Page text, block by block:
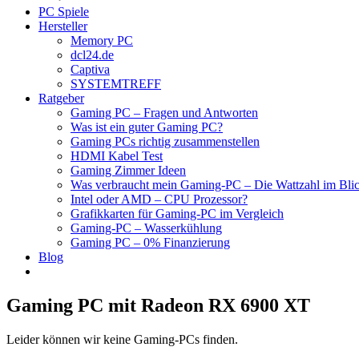
PC Spiele
Hersteller
Memory PC
dcl24.de
Captiva
SYSTEMTREFF
Ratgeber
Gaming PC – Fragen und Antworten
Was ist ein guter Gaming PC?
Gaming PCs richtig zusammenstellen
HDMI Kabel Test
Gaming Zimmer Ideen
Was verbraucht mein Gaming-PC – Die Wattzahl im
Intel oder AMD – CPU Prozessor?
Grafikkarten für Gaming-PC im Vergleich
Gaming-PC – Wasserkühlung
Gaming PC – 0% Finanzierung
Blog
Gaming PC mit Radeon RX 6900 XT
Leider können wir keine Gaming-PCs finden.